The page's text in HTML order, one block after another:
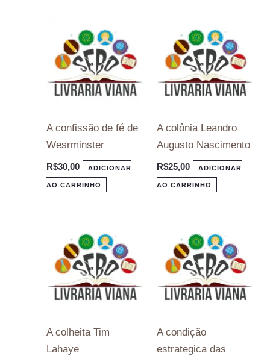
A confissão de fé de
Wesrminster
R$30,00 ADICIONAR
AO CARRINHO
A colônia Leandro
Augusto Nascimento
R$25,00 ADICIONAR
AO CARRINHO
A colheita Tim
Lahaye
A condição
estrategica das